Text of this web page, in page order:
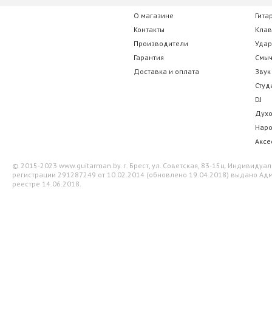
О магазине
Контакты
Производители
Гарантия
Доставка и оплата
Звук
DJ
© 2015-2023 www.guitarman.by. г. Брест, ул. Советская, 83-15ц.
регистрации 291287249 от 10.02.2014 (обновлено 19.04.2018) выдано
реестре 14.06.2018.